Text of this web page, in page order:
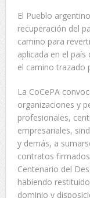
El Pueblo
recuperación del
camino para
aplicada en el
el camino trazado
La CoCePA
organizaciones y
profesionales,
empresariales,
y demás, a
contratos
Centenario del
habiendo
dominio y